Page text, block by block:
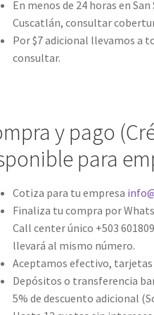
En menos de 24 horas en
Cuscatlán, consultar
Por $7 adicional llevamos a
consultar.
y pago
para
Cotiza para tu empresa
Finaliza tu compra por
Call center único +503
llevará al mismo número.
Aceptamos efectivo,
Depósitos o transferencia
5% de descuento adicional